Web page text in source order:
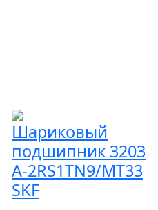
Шариковый
подшипник 3203
A-2RS1TN9/MT33
SKF